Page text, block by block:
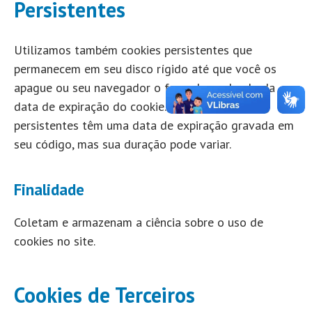
Persistentes
Utilizamos também cookies persistentes que
permanecem em seu disco rígido até que você os
apague ou seu navegador o faça, dependendo da
data de expiração do cookie. Todos os cookies
persistentes têm uma data de expiração gravada em
seu código, mas sua duração pode variar.
Finalidade
Coletam e armazenam a ciência sobre o uso de
cookies no site.
Cookies de Terceiros